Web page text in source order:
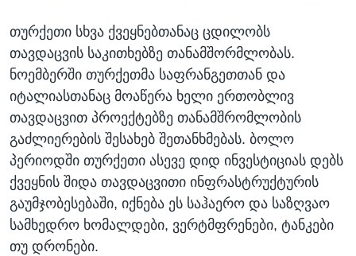
თურქეთი სხვა ქვეყნებთანაც ცდილობს
თავდაცვის საკითხებზე თანამშორმლობას.
ნოემბერში თურქეთმა საფრანგეთთან და
იტალიასთანაც მოაწერა ხელი ერთობლივ
თავდაცვით პროექტებზე თანამშრომლობის
გაძლიერების შესახებ შეთანხმებას. ბოლო
პერიოდში თურქეთი ასევე დიდ ინვესტიციას დებს
ქვეყნის შიდა თავდაცვითი ინფრასტრუქტურის
გაუმჯობესებაში, იქნება ეს საჰაერო და საზღვაო
სამხედრო ხომალდები, ვერტმფრენები, ტანკები
თუ დრონები.